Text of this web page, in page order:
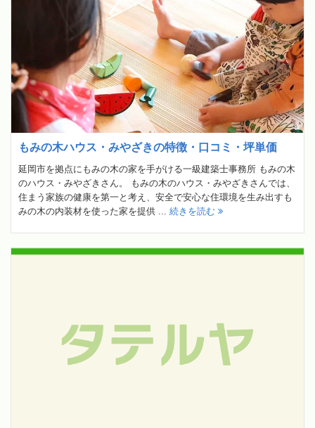
もみの木ハウス・みやざきの特徴・口コミ・坪単価
延岡市を拠点にもみの木の家を手がける一級建築士事務所 もみの木
のハウス・みやざきさん。 もみの木のハウス・みやざきさんでは、
住まう家族の健康を第一と考え、安全で安心な住環境を生み出すも
みの木の内装材を使った家を提供 ... 続きを読む